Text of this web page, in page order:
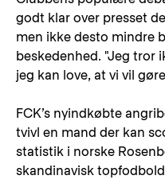
godt klar over presset
men ikke desto mindre
beskedenhed. "Jeg tror
jeg kan love, at vi vil
FCK’s nyindkøbte
tvivl en mand der kan
statistik i norske
skandinavisk